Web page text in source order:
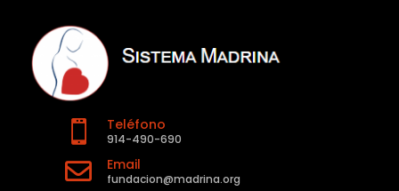
 Teléfono
914-490-690
 Email
fundacion@madrina.org